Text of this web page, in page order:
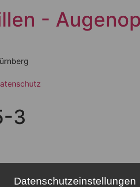
-
3
Datenschutzeinstellungen